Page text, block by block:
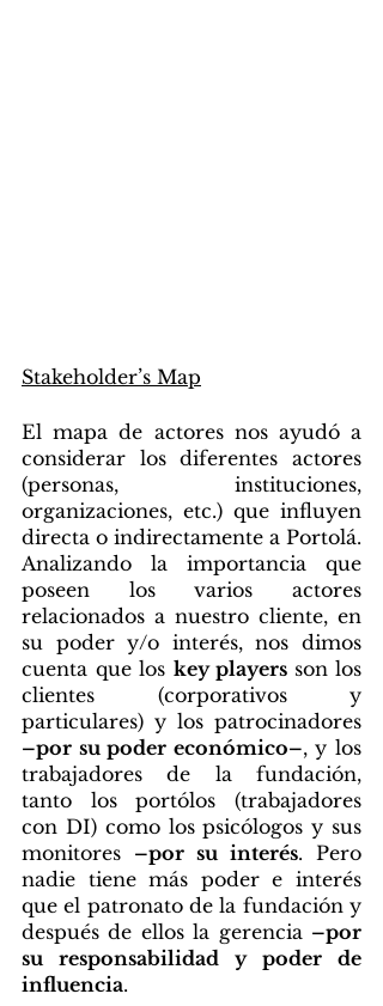
Stakeholder’s Map
El mapa de actores nos ayudó a
considerar los diferentes actores
(personas, instituciones,
organizaciones, etc.) que influyen
directa o indirectamente a Portolá.
Analizando la importancia que
poseen los varios actores
relacionados a nuestro cliente, en
su poder y/o interés, nos dimos
cuenta que los key players son los
clientes (corporativos y
–por su poder económico–, y los
trabajadores de la fundación,
tanto los portólos (trabajadores
con DI) como los psicólogos y sus
monitores –por su interés. Pero
nadie tiene más poder e interés
que el patronato de la fundación y
después de ellos la gerencia –por
su responsabilidad y poder de
influencia.